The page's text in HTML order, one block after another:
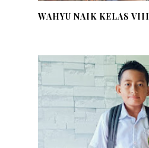
WAHYU NAIK KELAS VIII